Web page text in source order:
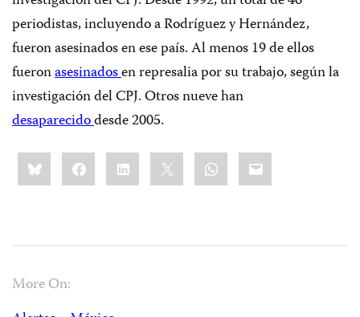
periodistas, incluyendo a Rodríguez y Hernández,
fueron asesinados en ese país. Al menos 19 de ellos
fueronasesinadosen represalia por su trabajo, según la
investigación del CPJ. Otros nueve han
desaparecidodesde 2005.
Share
this:BlueskyFacebookLinkedIn WhatsApp
Email
More On: